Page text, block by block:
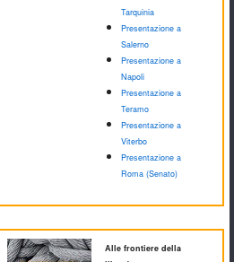
Tarquinia
Presentazione a
Salerno
Presentazione a
Napoli
Presentazione a
Teramo
Presentazione a
Viterbo
Presentazione a
Roma (Senato)
Alle frontiere della